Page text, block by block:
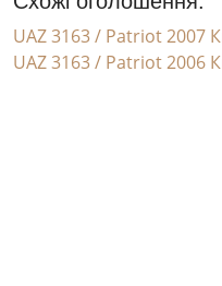
UAZ 3163 / Patriot 2007
UAZ 3163 / Patriot 2006